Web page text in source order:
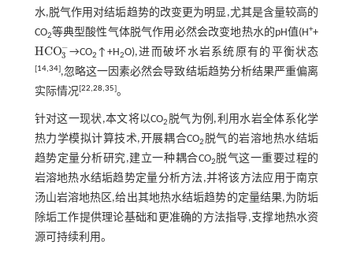
水,脱气作用对结垢趋势的改变更为明显,尤其是含量较高的
CO2等典型酸性气体脱气作用必然会改变地热水的pH值(H++
HCO−
3
HCO3- →CO2 ↑+H2O),进而破坏水岩系统原有的平衡状态
[14,34],忽略这一因素必然会导致结垢趋势分析结果严重偏离
实际情况[22,28,35]。
针对这一现状,本文将以CO2脱气为例,利用水岩全体系化学
热力学模拟计算技术,开展耦合CO2脱气的岩溶地热水结垢
趋势定量分析研究,建立一种耦合CO2脱气这一重要过程的
岩溶地热水结垢趋势定量分析方法,并将该方法应用于南京
汤山岩溶地热区,给出其地热水结垢趋势的定量结果,为防垢
除垢工作提供理论基础和更准确的方法指导,支撑地热水资
源可持续利用。